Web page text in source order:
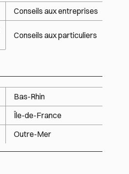
Conseils aux entreprises
Conseils aux particuliers
Bas-Rhin
Île-de-France
Outre-Mer